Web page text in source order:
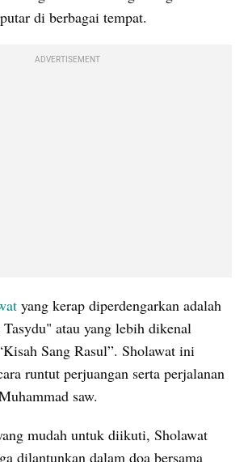
di berbagai tempat.
ADVERTISEMENT
yang kerap diperdengarkan adalah
atau yang lebih dikenal
Sang Rasul”. Sholawat ini
runtut perjuangan serta perjalanan
saw.
mudah untuk diikuti, Sholawat
dilantunkan dalam doa bersama